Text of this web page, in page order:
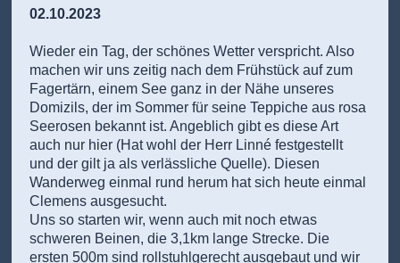
02.10.2023
Wieder ein Tag, der schönes Wetter verspricht. Also
machen wir uns zeitig nach dem Frühstück auf zum
Fagertärn, einem See ganz in der Nähe unseres
Domizils, der im Sommer für seine Teppiche aus rosa
Seerosen bekannt ist. Angeblich gibt es diese Art
auch nur hier (Hat wohl der Herr Linné festgestellt
und der gilt ja als verlässliche Quelle). Diesen
Wanderweg einmal rund herum hat sich heute einmal
Clemens ausgesucht.
Uns so starten wir, wenn auch mit noch etwas
schweren Beinen, die 3,1km lange Strecke. Die
ersten 500m sind rollstuhlgerecht ausgebaut und wir